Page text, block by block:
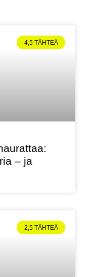
4,5 TÄHTEÄ
– ja
2,5 TÄHTEÄ